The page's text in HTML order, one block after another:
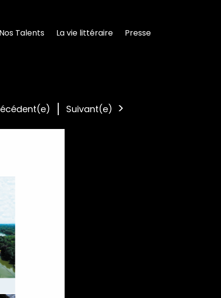
Talents La vie littéraire Presse
Suivant(e)